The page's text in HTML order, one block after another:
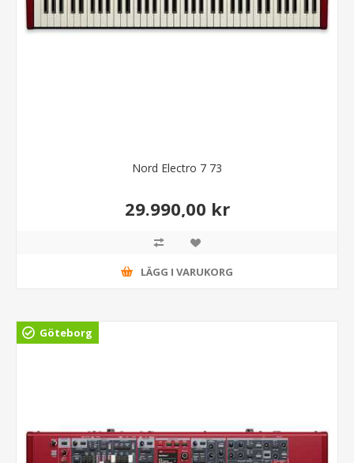
Nord Electro 7 73
29.990,00 kr
LÄGG I VARUKORG
Göteborg